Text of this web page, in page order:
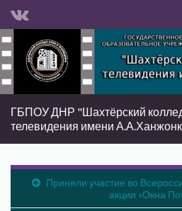
Search for:
ГБПОУ ДНР "Шахтёрский
телевидения имени
Приняли участие во
акции «Окна